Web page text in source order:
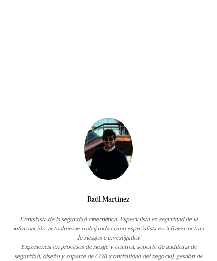
Raúl Martínez
Entusiasta de la seguridad cibernética. Especialista en seguridad de la
información, actualmente trabajando como especialista en infraestructura
de riesgos e investigador.
Experiencia en procesos de riesgo y control, soporte de auditoría de
seguridad, diseño y soporte de COB (continuidad del negocio), gestión de